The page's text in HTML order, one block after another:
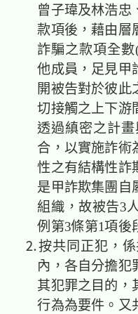
曾子瑋及林浩忠
款項後，藉由層
詐騙之款項全
他成員，足見甲
開被告對於彼此
切接觸之上下游
透過縝密之計
合，以實施詐術
性之有結構性詐
是甲詐欺集團自
組織，故被告3
例第3條第1項後
⒉按共同正犯，係
內，各自分擔犯
其犯罪之目的，
行為為要件。又